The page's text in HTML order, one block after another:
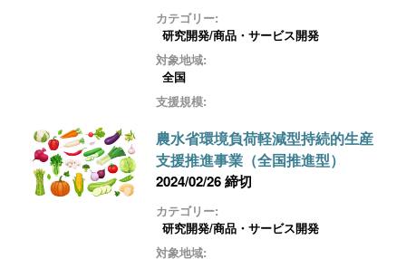
カテゴリー:
研究開発/商品・サービス開発
対象地域:
全国
支援規模:
農水省環境負荷軽減型持続的生産
支援推進事業（全国推進型）
2024/02/26 締切
カテゴリー:
研究開発/商品・サービス開発
対象地域: